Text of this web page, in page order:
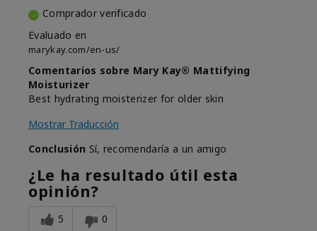
Comprador verificado
Evaluado en
marykay.com/en-us/
Comentarios sobre Mary Kay® Mattifying
Moisturizer
Best hydrating moisterizer for older skin
Mostrar Traducción
Conclusión Sí, recomendaría a un amigo
¿Le ha resultado útil esta
opinión?
5 0